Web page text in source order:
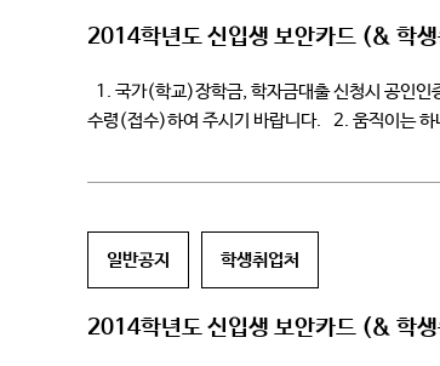
2014학년도 신입생 보안카드 (& 학
1. 국가(학교)장학금, 학자금대출 신청시 공인인
수령(접수)하여 주시기 바랍니다. 2. 움직이는
일반공지 학생취업처
2014학년도 신입생 보안카드 (& 학